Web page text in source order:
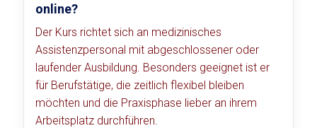
online?
Der Kurs richtet sich an medizinisches
Assistenzpersonal mit abgeschlossener oder
laufender Ausbildung. Besonders geeignet ist er
für Berufstätige, die zeitlich flexibel bleiben
möchten und die Praxisphase lieber an ihrem
Arbeitsplatz durchführen.